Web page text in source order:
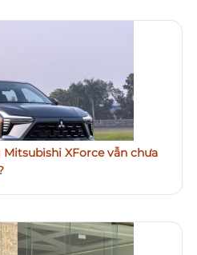
XForce vẫn chưa